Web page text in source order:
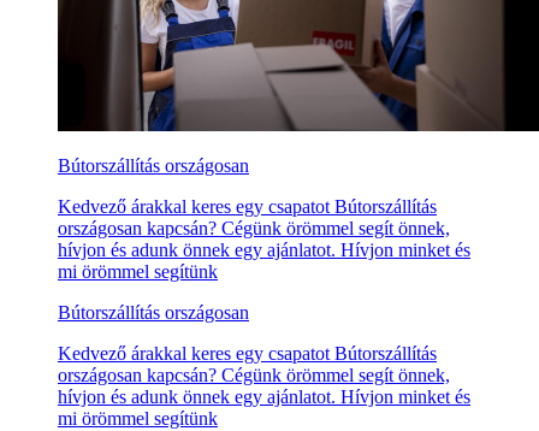
Bútorszállítás országosan
Kedvező árakkal keres egy csapatot Bútorszállítás
országosan kapcsán? Cégünk örömmel segít önnek,
hívjon és adunk önnek egy ajánlatot. Hívjon minket és
mi örömmel segítünk
Bútorszállítás országosan
Kedvező árakkal keres egy csapatot Bútorszállítás
országosan kapcsán? Cégünk örömmel segít önnek,
hívjon és adunk önnek egy ajánlatot. Hívjon minket és
mi örömmel segítünk